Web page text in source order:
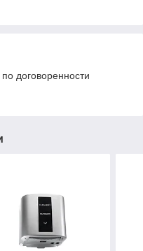
договоренности